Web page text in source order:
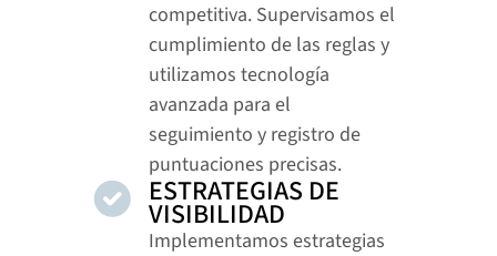
competitiva. Supervisamos el
cumplimiento de las reglas y
utilizamos tecnología
avanzada para el
seguimiento y registro de
puntuaciones precisas.
ESTRATEGIAS DE
VISIBILIDAD
Implementamos estrategias